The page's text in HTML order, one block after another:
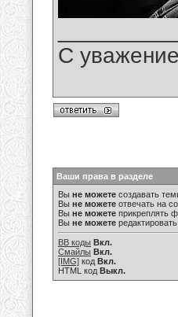
С
Ваши права в разделе
Вы не можете создавать
Вы не можете отвечать на
Вы не можете прикреплять
Вы не можете
BB коды Вкл.
Смайлы Вкл.
[IMG] код Вкл.
HTML код Выкл.